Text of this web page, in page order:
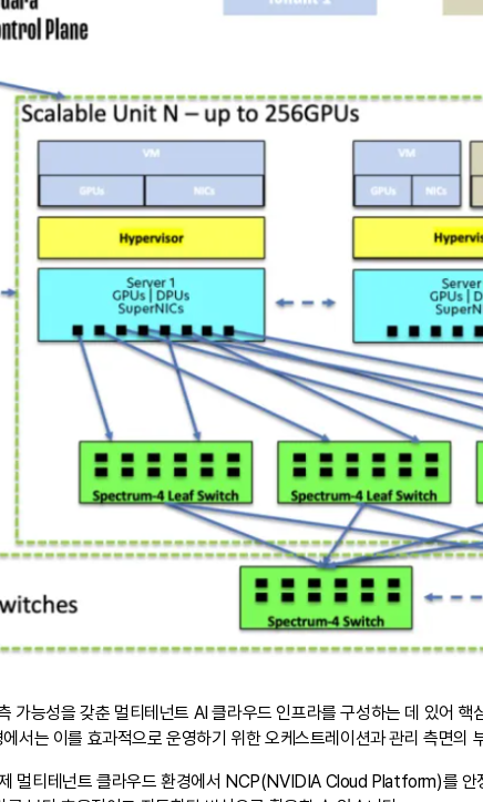
가능성을 갖춘 멀티테넌트 AI 클라우드 인프라를 구성하는 데 있어
서는 이를 효과적으로 운영하기 위한 오케스트레이션과 관리 측면의
멀티테넌트 클라우드 환경에서 NCP(NVIDIA Cloud Platform)를